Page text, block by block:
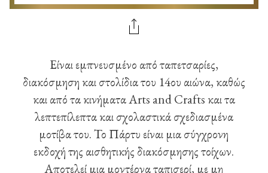
Είναι εμπνευσμένο από ταπετσαρίες,
διακόσμηση και στολίδια του 14ου αιώνα, καθώς
και από τα κινήματα Arts and Crafts και τα
λεπτεπίλεπτα και σχολαστικά σχεδιασμένα
μοτίβα του. Το Πάρτυ είναι μια σύγχρονη
εκδοχή της αισθητικής διακόσμησης τοίχων.
Αποτελεί μια μοντέρνα ταπισερί, με μη